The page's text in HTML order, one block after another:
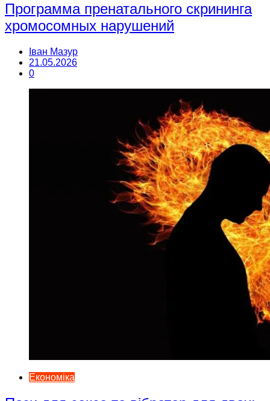
Программа пренатального скрининга
хромосомных нарушений
Іван Мазур
21.05.2026
0
Економіка